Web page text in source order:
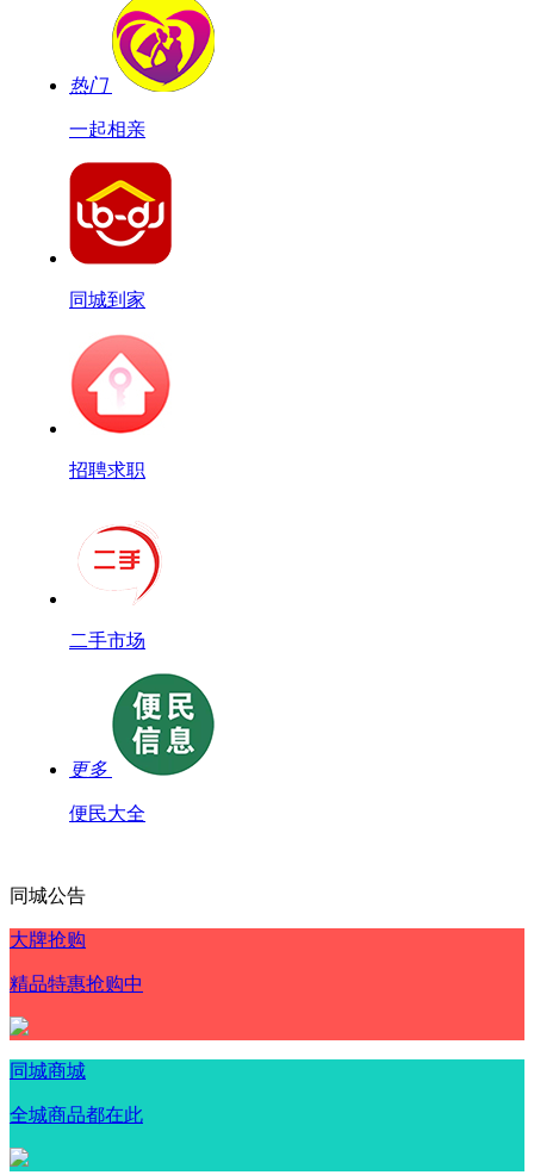
热门
一起相亲
同城到家
招聘求职
二手市场
更多
便民大全
同城公告
大牌抢购
精品特惠抢购中
同城商城
全城商品都在此